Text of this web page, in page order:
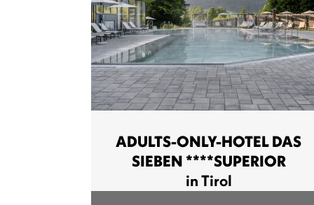
ADULTS-ONLY-HOTEL DAS
SIEBEN ****SUPERIOR
in Tirol